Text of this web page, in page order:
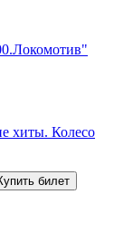
хиты. Колесо